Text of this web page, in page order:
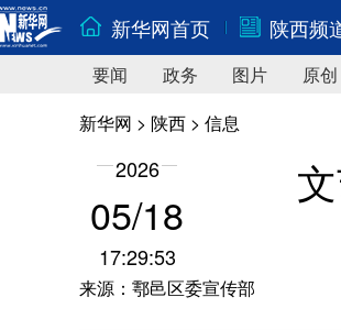
新华网首页 陕西频
要闻 政务 图片 原创
新华网 > 陕西 > 信息
2026
05/18
17:29:53
来源：鄠邑区委宣传部